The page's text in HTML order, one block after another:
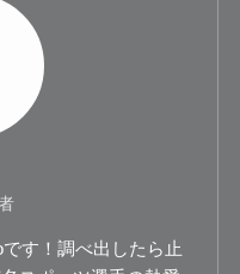
す！調べ出したら止